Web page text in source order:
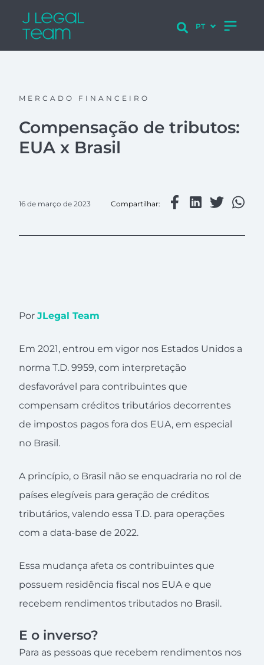
MERCADO FINANCEIRO
Compensação de tributos:
EUA x Brasil
16 de março de 2023 Compartilhar:
Por JLegal Team
Em 2021, entrou em vigor nos Estados Unidos a
norma T.D. 9959, com interpretação
desfavorável para contribuintes que
compensam créditos tributários decorrentes
de impostos pagos fora dos EUA, em especial
no Brasil.
A princípio, o Brasil não se enquadraria no rol de
países elegíveis para geração de créditos
tributários, valendo essa T.D. para operações
com a data-base de 2022.
Essa mudança afeta os contribuintes que
possuem residência fiscal nos EUA e que
recebem rendimentos tributados no Brasil.
E o inverso?
Para as pessoas que recebem rendimentos nos